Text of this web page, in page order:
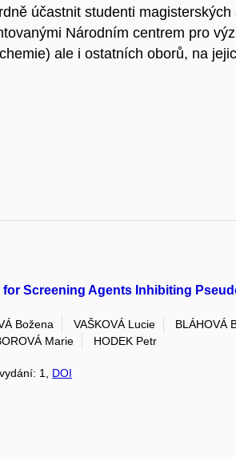
účastnit studenti magisterských
Národním centrem pro
ale i ostatních oborů, na
for Screening Agents Inhibiting
Božena VAŠKOVÁ Lucie
BLÁHOVÁ
Marie
HODEK Petr
1, DOI